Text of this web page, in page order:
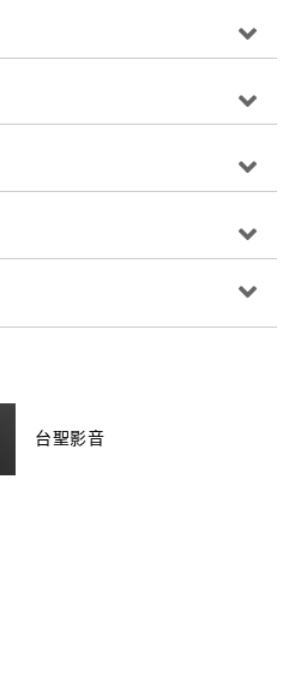
度以《沈默茱麗葉》驚艷坎
影音規格片長：99分字幕：
語規格：DVD-5 / 3區 /
台聖影音